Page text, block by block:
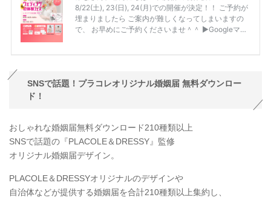
SNSで話題！プラコレオリジナル婚姻届 無料ダウンロー
ド！
おしゃれな婚姻届無料ダウンロード210種類以上
SNSで話題の『PLACOLE＆DRESSY』監修
オリジナル婚姻届デザイン。
PLACOLE＆DRESSYオリジナルのデザインや
自治体などが提供する婚姻届を合計210種類以上集約し、